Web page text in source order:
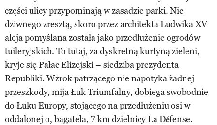
części ulicy przypominają w zasadzie parki. Nic
dziwnego zresztą, skoro przez architekta Ludwika XV
aleja pomyślana została jako przedłużenie ogrodów
tuileryjskich. To tutaj, za dyskretną kurtyną zieleni,
kryje się Pałac Elizejski – siedziba prezydenta
Republiki. Wzrok patrzącego nie napotyka żadnej
przeszkody, mija Łuk Triumfalny, dobiega swobodnie
do Łuku Europy, stojącego na przedłużeniu osi w
oddalonej o, bagatela, 7 km dzielnicy La Défense.